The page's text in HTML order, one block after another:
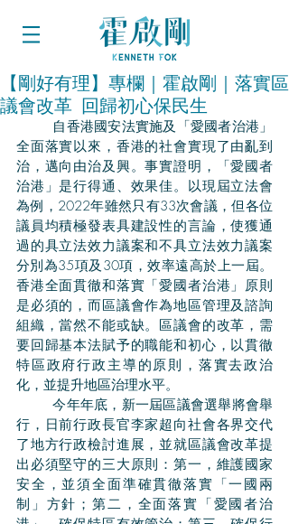
【剛好有理】專欄｜霍啟剛｜落實區
議會改革 回歸初心保民生
全面落實以來，香港的社會實現了由亂到
治，邁向由治及興。事實證明，「愛國者
治港」是行得通、效果佳。以現屆立法會
為例，2022年雖然只有33次會議，但各位
議員均積極發表具建設性的言論，使獲通
過的具立法效力議案和不具立法效力議案
分別為35項及30項，效率遠高於上一屆。
香港全面貫徹和落實「愛國者治港」原則
是必須的，而區議會作為地區管理及諮詢
組織，當然不能或缺。區議會的改革，需
要回歸基本法賦予的職能和初心，以貫徹
特區政府行政主導的原則，落實去政治
化，並提升地區治理水平。
	今年年底，新一屆區議會選舉將會舉
行，日前行政長官李家超向社會各界交代
了地方行政檢討進展，並就區議會改革提
出必須堅守的三大原則：第一，維護國家
安全，並須全面準確貫徹落實「一國兩
制」方針；第二，全面落實「愛國者治